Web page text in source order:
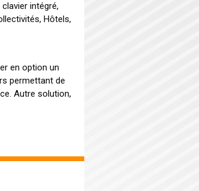
intégré,
Hôtels,
en option un
permettant de
Autre solution,